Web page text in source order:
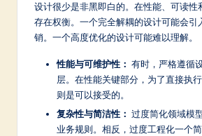
设计很少是非黑即白的。在性能、可读性
存在权衡。一个完全解耦的设计可能会引
销。一个高度优化的设计可能难以理解。
性能与可维护性： 有时，严格遵循
层。在性能关键部分，为了直接执
则是可以接受的。
复杂性与简洁性： 过度简化领域模
业务规则。相反，过度工程化一个